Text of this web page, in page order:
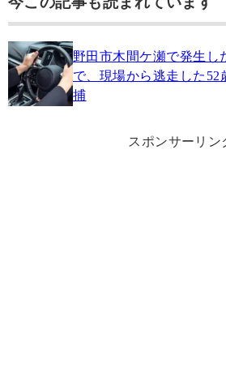
野田市木間ケ瀬で発生し
で、現場から逃走した52
捕
スポンサーリン